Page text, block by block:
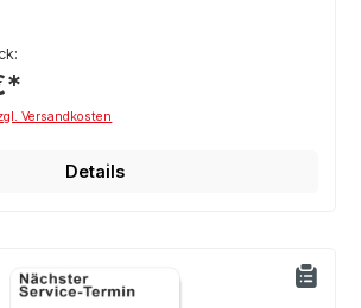
Versandkosten
Details